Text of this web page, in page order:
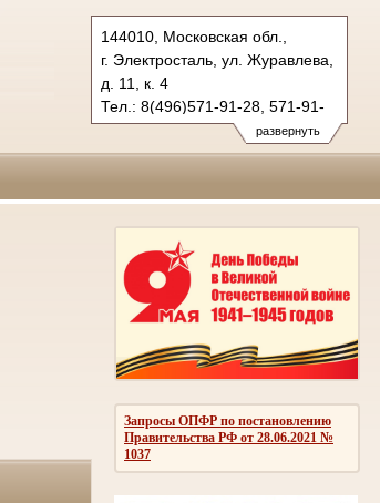
развернуть
144010, Московская обл.,
г. Электросталь, ул. Журавлева,
д. 11, к. 4
Тел.: 8(496)571-91-28, 571-91-
20 (ф.)
elektrostal.mo@sudrf.ru
Запросы ОПФР по постановлению
Правительства РФ от 28.06.2021 №
1037